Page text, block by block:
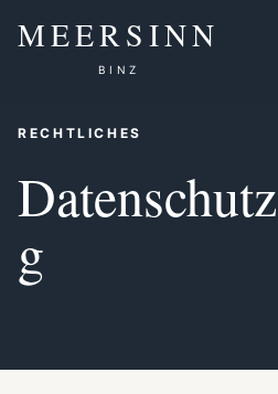
InhaltMEERSINN
BINZ
RECHTLICHES
g